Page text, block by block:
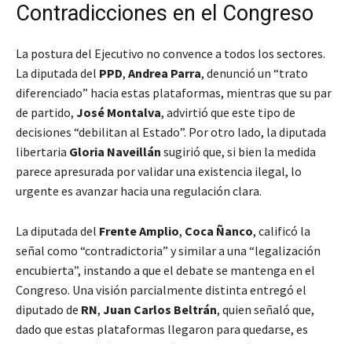
Contradicciones en el Congreso
La postura del Ejecutivo no convence a todos los sectores.
La diputada del PPD, Andrea Parra, denunció un “trato
diferenciado” hacia estas plataformas, mientras que su par
de partido, José Montalva, advirtió que este tipo de
decisiones “debilitan al Estado”. Por otro lado, la diputada
libertaria Gloria Naveillán sugirió que, si bien la medida
parece apresurada por validar una existencia ilegal, lo
urgente es avanzar hacia una regulación clara.
La diputada del Frente Amplio, Coca Ñanco, calificó la
señal como “contradictoria” y similar a una “legalización
encubierta”, instando a que el debate se mantenga en el
Congreso. Una visión parcialmente distinta entregó el
diputado de RN, Juan Carlos Beltrán, quien señaló que,
dado que estas plataformas llegaron para quedarse, es